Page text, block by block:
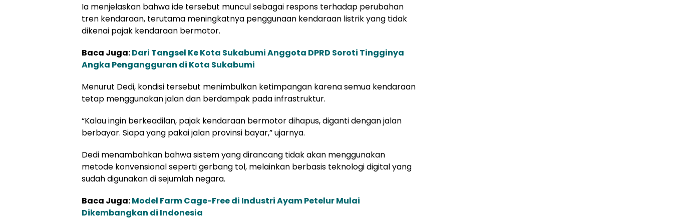
Ia menjelaskan bahwa ide tersebut muncul sebagai respons terhadap perubahan
tren kendaraan, terutama meningkatnya penggunaan kendaraan listrik yang tidak
dikenai pajak kendaraan bermotor.
Baca Juga:Dari Tangsel Ke Kota Sukabumi Anggota DPRD Soroti Tingginya
Angka Pengangguran di Kota Sukabumi
Menurut Dedi, kondisi tersebut menimbulkan ketimpangan karena semua kendaraan
tetap menggunakan jalan dan berdampak pada infrastruktur.
“Kalau ingin berkeadilan, pajak kendaraan bermotor dihapus, diganti dengan jalan
berbayar. Siapa yang pakai jalan provinsi bayar,” ujarnya.
Dedi menambahkan bahwa sistem yang dirancang tidak akan menggunakan
metode konvensional seperti gerbang tol, melainkan berbasis teknologi digital yang
sudah digunakan di sejumlah negara.
Baca Juga:Model Farm Cage-Free di Industri Ayam Petelur Mulai
Dikembangkan di Indonesia